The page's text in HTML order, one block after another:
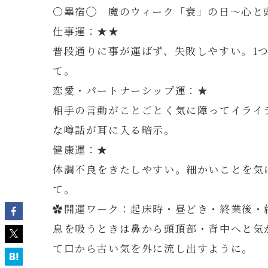
〇畢宿◯ 魔のウィーク「衰」の日～心と
仕事運：★★
普段通りに事が運ばず、失敗しやすい。1
て。
恋愛・パートナーシップ運：★
相手の言動がことごとく気に障ってイラ
な噂話が耳に入る暗示。
健康運：★
体調不良をきたしやすい。細かいことを
て。
✿開運ワーク：起床時・昼どき・終業後
息を吸うときは鼻から頭頂部・背中へと
て口から古い気を外に流し出すように。